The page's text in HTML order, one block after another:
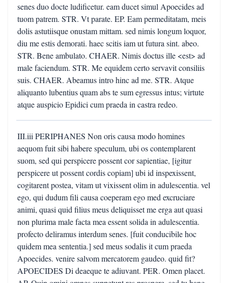
senes duo docte ludificetur. eam ducet simul Apoecides ad
tuom patrem. STR. Vt parate. EP. Eam permeditatam, meis
dolis astutiisque onustam mittam. sed nimis longum loquor,
diu me estis demorati. haec scitis iam ut futura sint. abeo.
STR. Bene ambulato. CHAER. Nimis doctus ille <est> ad
male faciendum. STR. Me equidem certo servavit consiliis
suis. CHAER. Abeamus intro hinc ad me. STR. Atque
aliquanto lubentius quam abs te sum egressus intus; virtute
atque auspicio Epidici cum praeda in castra redeo.
III.iii PERIPHANES Non oris causa modo homines
aequom fuit sibi habere speculum, ubi os contemplarent
suom, sed qui perspicere possent cor sapientiae, [igitur
perspicere ut possent cordis copiam] ubi id inspexissent,
cogitarent postea, vitam ut vixissent olim in adulescentia. vel
ego, qui dudum fili causa coeperam ego med excruciare
animi, quasi quid filius meus deliquisset me erga aut quasi
non plurima male facta mea essent solida in adulescentia.
profecto deliramus interdum senes. [fuit conducibile hoc
quidem mea sententia.] sed meus sodalis it cum praeda
Apoecides. venire salvom mercatorem gaudeo. quid fit?
APOECIDES Di deaeque te adiuvant. PER. Omen placet.